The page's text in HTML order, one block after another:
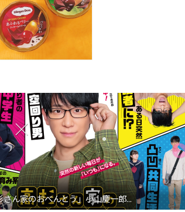
さん家のおべんとう」小山慶一郎...